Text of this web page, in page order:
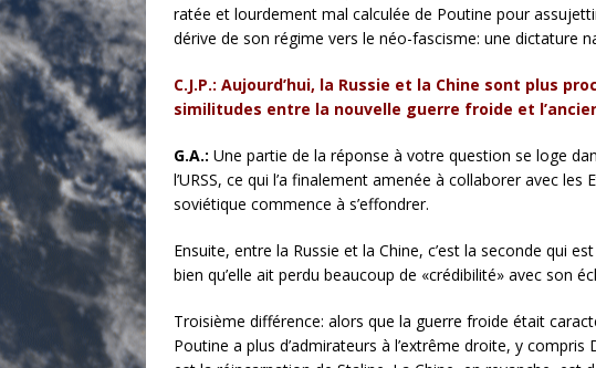
ratée et lourdement mal calculée de Poutine pour
dérive de son régime vers le néo-fascisme: une dictature
C.J.P.: Aujourd’hui, la Russie et la Chine sont plus
similitudes entre la nouvelle guerre froide et
G.A.: Une partie de la réponse à votre question se loge
l’URSS, ce qui l’a finalement amenée à collaborer avec
soviétique commence à s’effondrer.
Ensuite, entre la Russie et la Chine, c’est la seconde qui
bien qu’elle ait perdu beaucoup de «crédibilité» avec son
Troisième différence: alors que la guerre froide était
Poutine a plus d’admirateurs à l’extrême droite, y